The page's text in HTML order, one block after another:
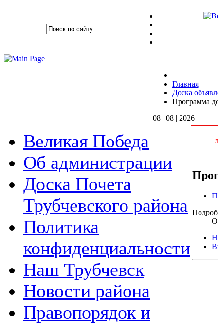
Главная
Доска
Программа
08 | 08 | 2026
Великая Победа
Об администрации
Доска Почета
Трубчевского района
Политика
конфиденциальности
Наш Трубчевск
Новости района
Правопорядок и